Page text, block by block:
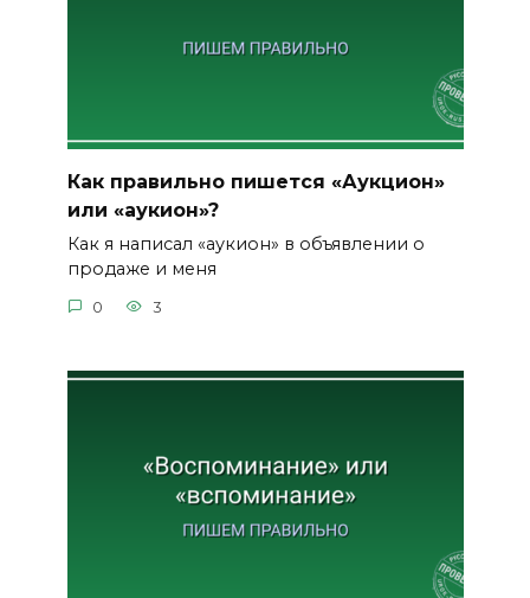
Как правильно пишется «Аукцион»
или «аукион»?
Как я написал «аукион» в объявлении о
продаже и меня
0 3